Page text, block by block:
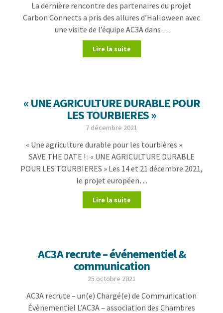
La dernière rencontre des partenaires du projet
Carbon Connects a pris des allures d’Halloween avec
une visite de l’équipe AC3A dans…
Lire la suite
« UNE AGRICULTURE DURABLE POUR
LES TOURBIERES »
7 décembre 2021
« Une agriculture durable pour les tourbières »
SAVE THE DATE ! : « UNE AGRICULTURE DURABLE
POUR LES TOURBIERES » Les 14 et 21 décembre 2021,
le projet européen…
Lire la suite
AC3A recrute – événementiel &
communication
25 octobre 2021
AC3A recrute – un(e) Chargé(e) de Communication
Évènementiel L’AC3A – association des Chambres